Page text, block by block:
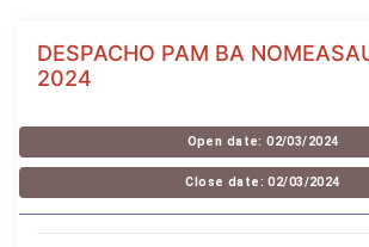
DESPACHO PAM BA
2024
Open date: 02/03/2024
Close date: 02/03/2024